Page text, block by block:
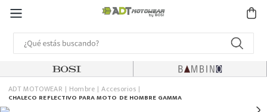
ADT MOTOWEAR Hombre Accesorios
CHALECO REFLECTIVO PARA MOTO DE HOMBRE GAMMA